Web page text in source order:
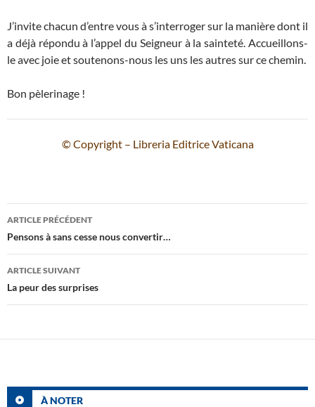
J’invite chacun d’entre vous à s’interroger sur la manière dont il
a déjà répondu à l’appel du Seigneur à la sainteté. Accueillons-
le avec joie et soutenons-nous les uns les autres sur ce chemin.
Bon pèlerinage !
© Copyright – Libreria Editrice Vaticana
Navigation
des
articles
ARTICLE PRÉCÉDENT
Pensons à sans cesse nous convertir…
ARTICLE SUIVANT
La peur des surprises
À NOTER